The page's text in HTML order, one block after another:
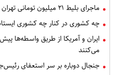
ماجرای بلیط ۲۱ میلیون تومانی تهران - اصفهان چه بود؟
چه کشوری در کنار چه کشوری
ایران و آمریکا از طریق واسطه‌ها
می‌کنند
جنجال دوباره بر سر استعفای